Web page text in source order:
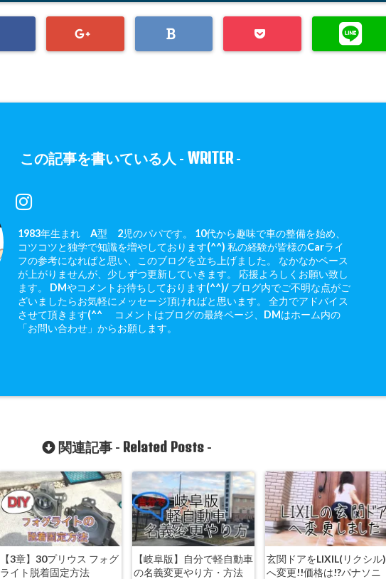
この記事を書いている人 - WRITER-
1983年生まれ A型 2児のパパです。 10代から趣味で車の整備を始め、
コツコツと独学で知識を増やしております(^^) 私の経験が皆様のCarライ
フの参考になればと思い、このブログを立ち上げました。 なかなかペース
が上がりませんが、少しずつ更新していきます。 応援よろしくお願い致し
ます。 DMやコメントお待ちしております(^^)/ ブログ内でご不明な点がご
ざいましたらお気軽にメッセージ頂ければと思います。 全力でアドバイス
させて頂きます(^^ゞ コメントはブログの最終ページ、DMはホーム内の
「お問い合わせ」からお願します。
関連記事 - Related Posts-
【3章】30プリウス フォグ
ライト脱着固定方法
【岐阜版】自分で軽自動車
の名義変更やり方・方法
玄関ドアをLIXIL(リクシル)
へ変更!!価格は!?パナソニ